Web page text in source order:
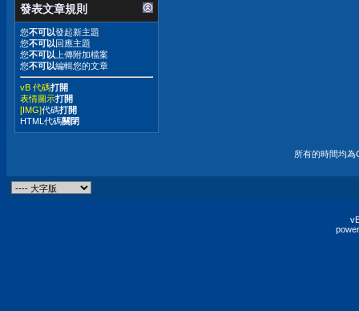
發表文章規則
您不可以發起新主題
您不可以回應主題
您不可以 上傳附加檔案
您不可以編輯您的文章
vB 代碼打開
表情圖示打開
[IMG]代碼打開
HTML代碼關閉
所有的時間均為